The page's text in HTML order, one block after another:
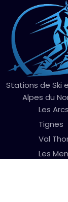
Stations de Ski
Alpes du
Les Arcs
Tignes
Val
Les